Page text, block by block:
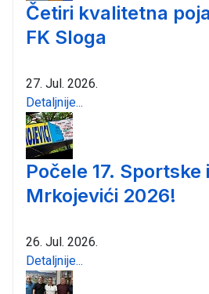
Četiri kvalitetna
FK Sloga
27. Jul. 2026.
Detaljnije...
Počele 17. Sportske
Mrkojevići 2026!
26. Jul. 2026.
Detaljnije...